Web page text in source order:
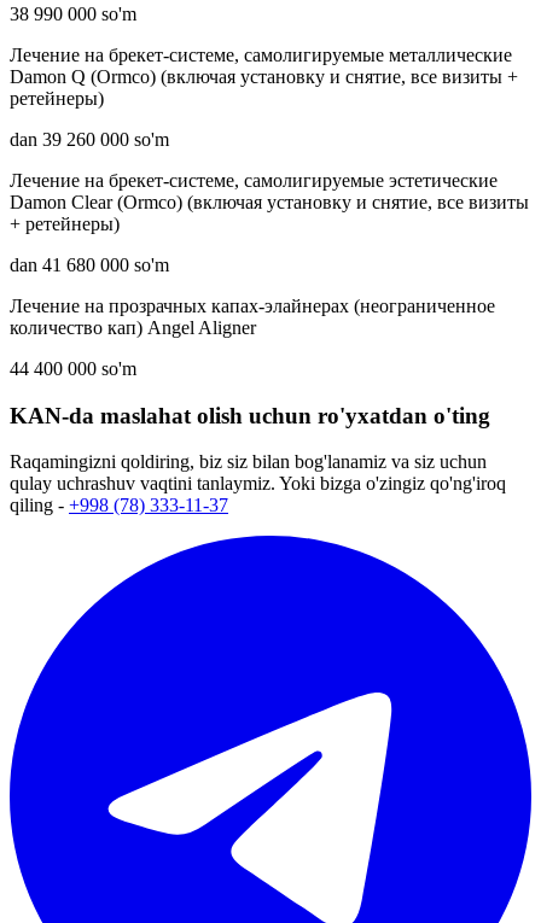
38 990 000 so'm
Лечение на брекет-системе, самолигируемые металлические
Damon Q (Ormco) (включая установку и снятие, все визиты +
ретейнеры)
dan 39 260 000 so'm
Лечение на брекет-системе, самолигируемые эстетические
Damon Clear (Ormco) (включая установку и снятие, все визиты
+ ретейнеры)
dan 41 680 000 so'm
Лечение на прозрачных капах-элайнерах (неограниченное
количество кап) Angel Aligner
44 400 000 so'm
KAN-da maslahat olish uchun ro'yxatdan o'ting
Raqamingizni qoldiring, biz siz bilan bog'lanamiz va siz uchun
qulay uchrashuv vaqtini tanlaymiz. Yoki bizga o'zingiz qo'ng'iroq
qiling - +998 (78) 333-11-37